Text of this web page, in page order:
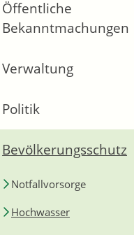
Öffentliche
Bekanntmachungen
Verwaltung
Politik
Bevölkerungsschutz
Notfallvorsorge
Hochwasser